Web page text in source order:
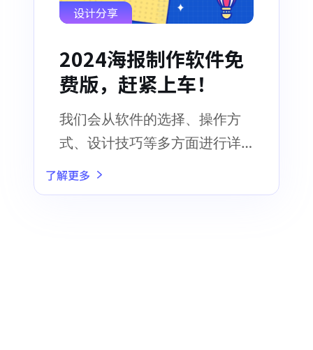
设计分享
2024海报制作软件免
费版，赶紧上车！
我们会从软件的选择、操作方
式、设计技巧等多方面进行详
细解读海报制作软件免费版，
了解更多